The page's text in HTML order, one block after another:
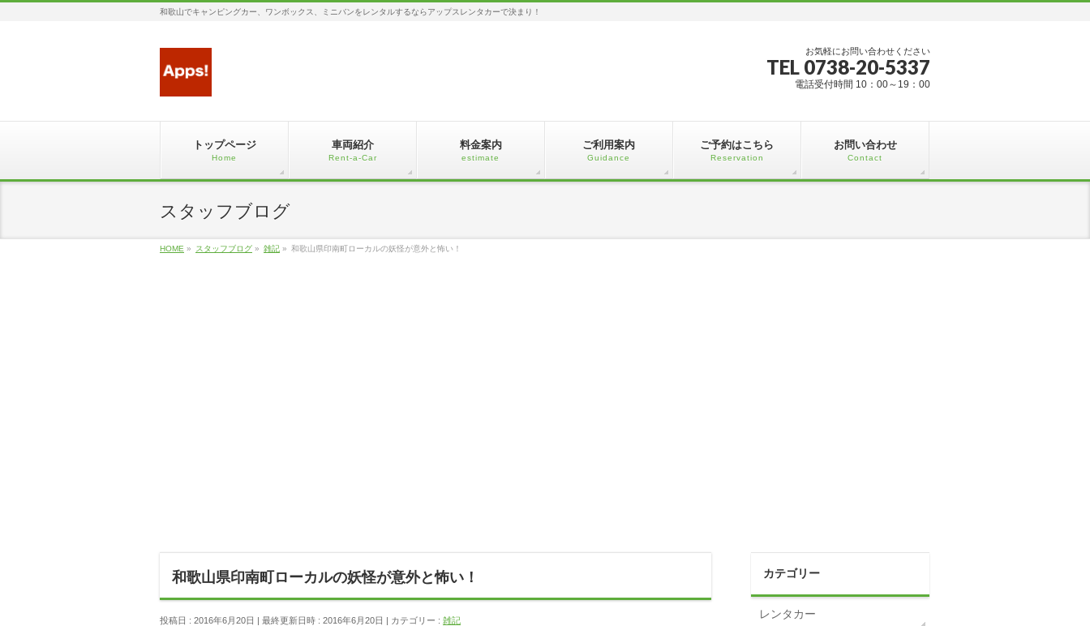
和歌山でキャンピングカー、ワンボックス、ミニバンをレンタルするならアップスレンタカーで決まり！
お気軽にお問い合わせください
TEL 0738-20-5337
電話受付時間 10：00～19：00
トップページ
Home
車両紹介
Rent-a-Car
料金案内
estimate
ご利用案内
Guidance
ご予約はこちら
Reservation
お問い合わせ
Contact
スタッフブログ
HOME » スタッフブログ » 雑記 » 和歌山県印南町ローカルの妖怪が意外と怖い！
和歌山県印南町ローカルの妖怪が意外と怖い！
投稿日 : 2016年6月20日 最終更新日時 : 2016年6月20日 カテゴリー : 雑記
カテゴリー
レンタカー